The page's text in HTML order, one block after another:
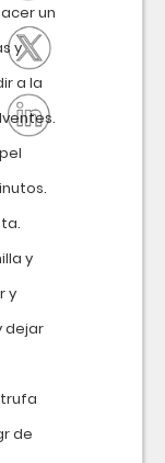
un
y
a la
y
y
dejar
de